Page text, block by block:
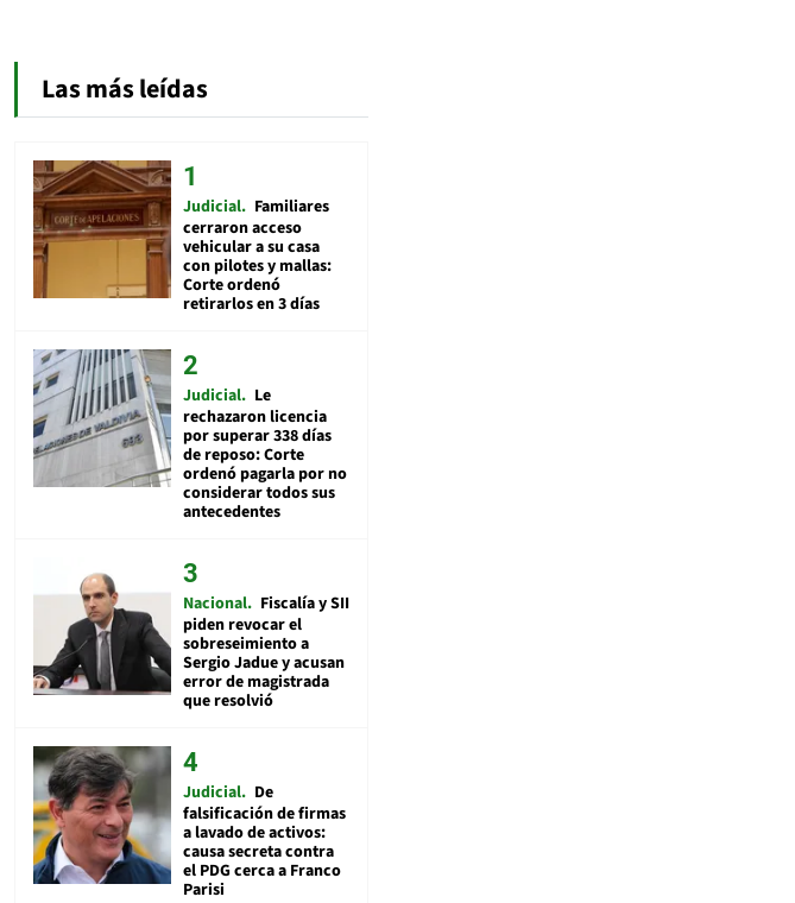
Las más leídas
Judicial Familiares
cerraron acceso
vehicular a su casa
con pilotes y mallas:
Corte ordenó
retirarlos en 3 días
Judicial Le
rechazaron licencia
por superar 338 días
de reposo: Corte
ordenó pagarla por no
considerar todos sus
antecedentes
Nacional Fiscalía y SII
piden revocar el
sobreseimiento a
Sergio Jadue y acusan
error de magistrada
que resolvió
Judicial De
falsificación de firmas
a lavado de activos:
causa secreta contra
el PDG cerca a Franco
Parisi